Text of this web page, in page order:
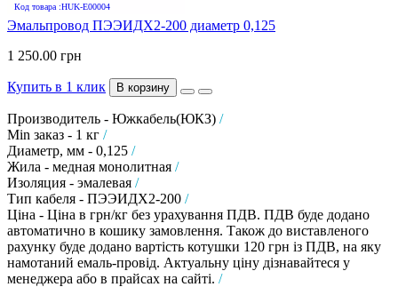
Код товара :HUK-E00004
Эмальпровод ПЭЭИДХ2-200 диаметр 0,125
1 250.00 грн
Купить в 1 клик В корзину
Производитель - Южкабель(ЮКЗ) /
Min заказ - 1 кг /
Диаметр, мм - 0,125 /
Жила - медная монолитная /
Изоляция - эмалевая /
Тип кабеля - ПЭЭИДХ2-200 /
Ціна - Ціна в грн/кг без урахування ПДВ. ПДВ буде додано
автоматично в кошику замовлення. Також до виставленого
рахунку буде додано вартість котушки 120 грн із ПДВ, на яку
намотаний емаль-провід. Актуальну ціну дізнавайтеся у
менеджера або в прайсах на сайті. /